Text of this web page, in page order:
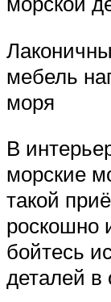
мебель
моря
В
морские
такой
роскошно
бойтесь
деталей в